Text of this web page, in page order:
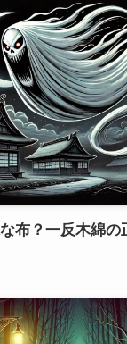
布？一反木綿の